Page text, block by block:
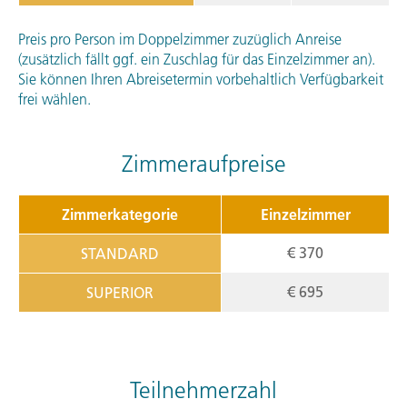
Preis pro Person im Doppelzimmer zuzüglich Anreise
(zusätzlich fällt ggf. ein Zuschlag für das Einzelzimmer an).
Sie können Ihren Abreisetermin vorbehaltlich Verfügbarkeit
frei wählen.
Zimmeraufpreise
Zimmerkategorie Einzelzimmer
STANDARD € 370
SUPERIOR € 695
Teilnehmerzahl